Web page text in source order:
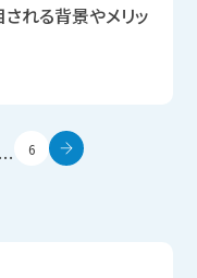
れる背景やメリッ
… 6